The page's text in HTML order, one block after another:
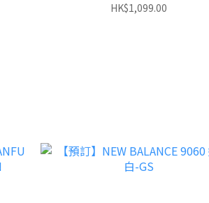
HK$1,099.00